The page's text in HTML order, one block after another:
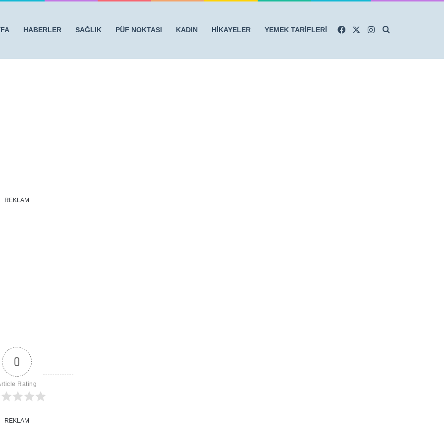
HABERLER SAĞLIK PÜF NOKTASI KADIN HİKAYELER YEMEK TARİFLERİ FacebookInstagram
REKLAM
0
Rating
REKLAM